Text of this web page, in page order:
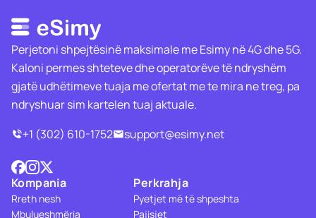
Perjetoni shpejtësinë maksimale me Esimy në 4G dhe 5G.
Kaloni permes shteteve dhe operatorëve të ndryshëm
gjatë udhëtimeve tuaja me ofertat me te mira ne treg, pa
ndryshuar sim kartelen tuaj aktuale.
+1 (302) 610-1752
support@esimy.net
Kompania
Rreth nesh
Mbulueshmëria
Perkrahja
Pyetjet më të shpeshta
Pajisjet